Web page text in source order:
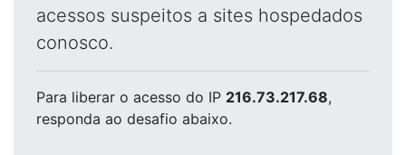
acessos suspeitos a sites hospedados
conosco.
Para liberar o acesso do IP 216.73.217.68,
responda ao desafio abaixo.